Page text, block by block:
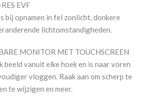
EVF
bij opnamen in fel zonlicht, donkere
lichtomstandigheden.
MONITOR MET TOUCHSCREEN
beeld vanuit elke hoek en is naar voren
vloggen. Raak aan om scherp te
te wijzigen en meer.